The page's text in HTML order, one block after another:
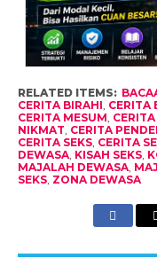
RELATED ITEMS:
CERITA BIRAHI CERITA
CERITA MESUM
NIKMAT CERITA
CERITA SEKS, CERITA
DEWASA, KISAH SEKS,
MAJALAH DEWASA,
SEKS, ZONA DEWASA